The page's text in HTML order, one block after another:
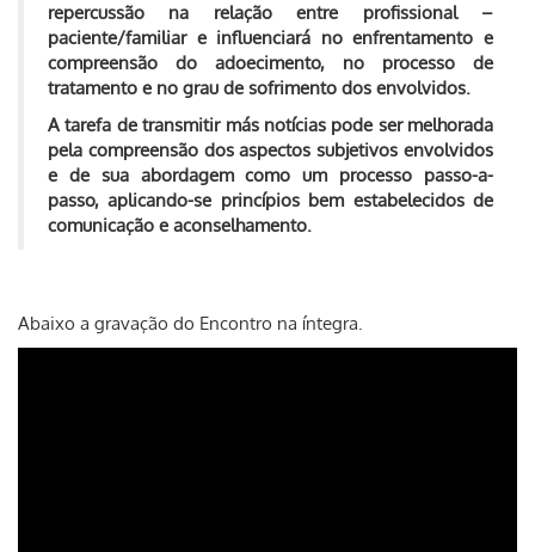
repercussão na relação entre profissional –
paciente/familiar e influenciará no enfrentamento e
compreensão do adoecimento, no processo de
tratamento e no grau de sofrimento dos envolvidos.
A tarefa de transmitir más notícias pode ser melhorada
pela compreensão dos aspectos subjetivos envolvidos
e de sua abordagem como um processo passo-a-
passo, aplicando-se princípios bem estabelecidos de
comunicação e aconselhamento.
Abaixo a gravação do Encontro na íntegra.